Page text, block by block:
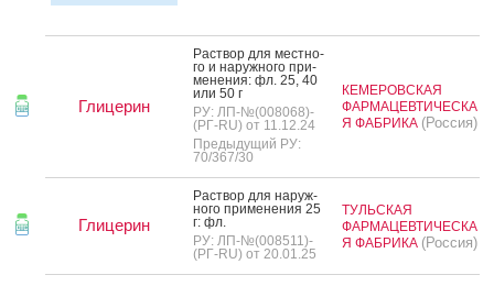
Глицерин
Рас­твор для мес­тно­
го и на­руж­но­го при­
мене­ния: фл. 25, 40
или 50 г
РУ: ЛП-№(008068)-
(РГ-RU) от 11.12.24
Предыдущий РУ:
70/367/30
КЕМЕРОВСКАЯ
ФАРМАЦЕВТИЧЕСКА
Я ФАБРИКА (Россия)
Глицерин
Рас­твор для на­руж­
но­го при­мене­ния 25
г: фл.
РУ: ЛП-№(008511)-
(РГ-RU) от 20.01.25
ТУЛЬСКАЯ
ФАРМАЦЕВТИЧЕСКА
Я ФАБРИКА (Россия)